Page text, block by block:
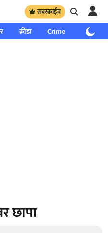
सबस्क्राईब
क्रीडा Crime साप्ताहिक
छापा